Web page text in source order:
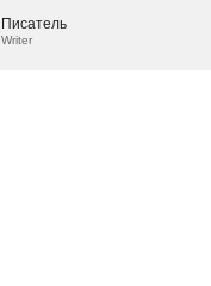
Писатель
Writer